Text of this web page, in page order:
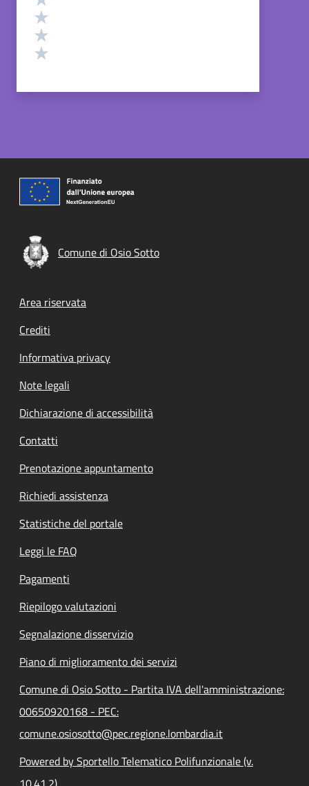
Comune di Osio Sotto
Footer menu
Area riservata
Crediti
Informativa privacy
Note legali
Dichiarazione di accessibilità
Contatti
Prenotazione appuntamento
Richiedi assistenza
Statistiche del portale
Leggi le FAQ
Pagamenti
Riepilogo valutazioni
Segnalazione disservizio
Piano di miglioramento dei servizi
Comune di Osio Sotto - Partita IVA dell'amministrazione:
00650920168 - PEC:
comune.osiosotto@pec.regione.lombardia.it
Powered by Sportello Telematico Polifunzionale (v.